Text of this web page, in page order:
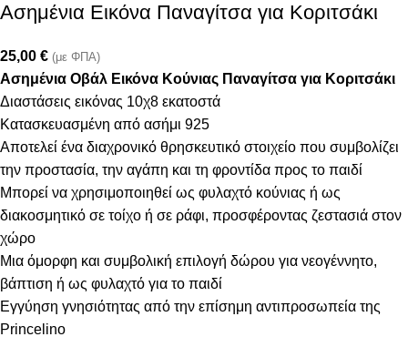
Ασημένια Εικόνα Παναγίτσα για Κοριτσάκι
25,00 € (με ΦΠΑ)
Ασημένια Οβάλ Εικόνα Κούνιας Παναγίτσα για Κοριτσάκι
Διαστάσεις εικόνας 10χ8 εκατοστά
Κατασκευασμένη από ασήμι 925
Αποτελεί ένα διαχρονικό θρησκευτικό στοιχείο που συμβολίζει
την προστασία, την αγάπη και τη φροντίδα προς το παιδί
Μπορεί να χρησιμοποιηθεί ως φυλαχτό κούνιας ή ως
διακοσμητικό σε τοίχο ή σε ράφι, προσφέροντας ζεστασιά στον
χώρο
Μια όμορφη και συμβολική επιλογή δώρου για νεογέννητο,
βάπτιση ή ως φυλαχτό για το παιδί
Εγγύηση γνησιότητας από την επίσημη αντιπροσωπεία της
Princelino